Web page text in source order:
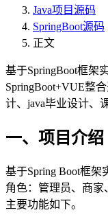
Java项目源码
SpringBoot源码
正文
基于SpringBoot框架
SpringBoot+VUE整
计、java毕业设计、
一、项目介绍
基于Spring Boot框
角色：管理员、商家
主要功能如下。